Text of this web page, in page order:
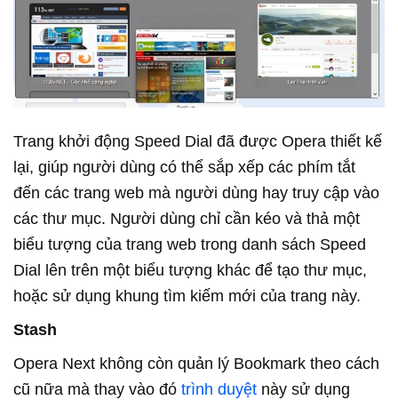
Trang khởi động Speed Dial đã được Opera thiết kế
lại, giúp người dùng có thể sắp xếp các phím tắt
đến các trang web mà người dùng hay truy cập vào
các thư mục. Người dùng chỉ cần kéo và thả một
biểu tượng của trang web trong danh sách Speed
Dial lên trên một biểu tượng khác để tạo thư mục,
hoặc sử dụng khung tìm kiếm mới của trang này.
Stash
Opera Next không còn quản lý Bookmark theo cách
cũ nữa mà thay vào đó trình duyệt này sử dụng